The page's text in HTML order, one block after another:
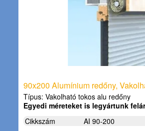
90x200 Alumínium redőny,
Típus: Vakolható tokos alu redőny
Egyedi méreteket is legyártunk
Cikkszám
AI 90-200